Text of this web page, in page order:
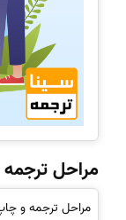
مراحل ترجمه
مراحل ترجمه و